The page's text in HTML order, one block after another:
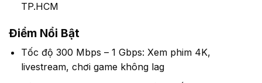
TP.HCM
Điểm Nổi Bật
Tốc độ 300 Mbps – 1 Gbps: Xem phim 4K,
livestream, chơi game không lag